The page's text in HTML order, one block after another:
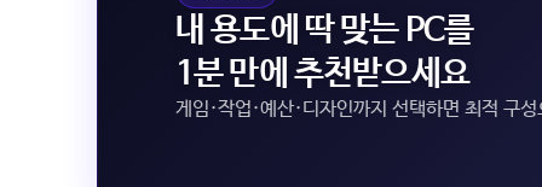
내 용도에 딱 맞는 PC를
1분 만에 추천받으세요
게임·작업·예산·디자인까지 선택하면 최적 구